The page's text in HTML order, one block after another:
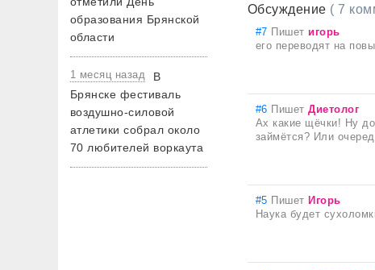
образования Брянской
области
1 месяц назад
В
Брянске фестиваль
воздушно-силовой
атлетики собрал около
70 любителей воркаута
Обсуждение ( 7
#7 Пишет игорь
его переводят на
#6 ПишетДиетолог
Ах какие щёчки! Ну
займётся? Или
#5 ПишетИгорь
Наука будет